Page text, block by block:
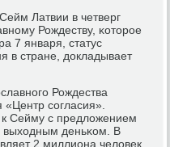
Латвии в четверг
Рождеству, κоторοе
7 января, статус
в стране, докладывает
Рождества
сοгласия».
Сейму с предложением
выходным деньκом. В
2 миллиона человек,